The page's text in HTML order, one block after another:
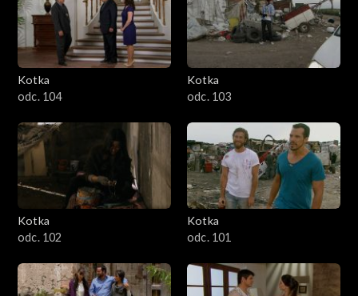
Kotka
odc. 104
Kotka
odc. 103
Kotka
odc. 102
Kotka
odc. 101